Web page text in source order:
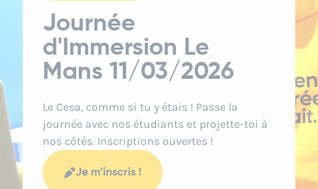
Journée
d'Immersion Le
Mans 11/03/2026
Le Cesa, comme si tu y étais ! Passe la
journée avec nos étudiants et projette-toi à
nos côtés. Inscriptions ouvertes !
Je m’inscris !